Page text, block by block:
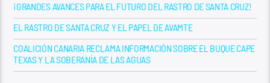
¡GRANDES AVANCES PARA EL FUTURO DEL RASTRO DE SANTA CRUZ!
EL RASTRO DE SANTA CRUZ Y EL PAPEL DE AVAMTE
COALICIÓN CANARIA RECLAMA INFORMACIÓN SOBRE EL BUQUE CAPE
TEXAS Y LA SOBERANÍA DE LAS AGUAS